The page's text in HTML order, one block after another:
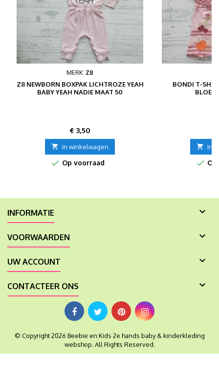
MERK: Z8
Z8 NEWBORN BOXPAK LICHTROZE YEAH
BABY YEAH NADIE MAAT 50
Prijs
€ 3,50
 In winkelwagen
 Op voorraad
BONDI T-
 In

INFORMATIE 
VOORWAARDEN 
UW ACCOUNT 
CONTACTEER ONS 
© Copyright 2026 Beebie en Kids 2e hands baby & kinderkleding
webshop. All Rights Reserved.